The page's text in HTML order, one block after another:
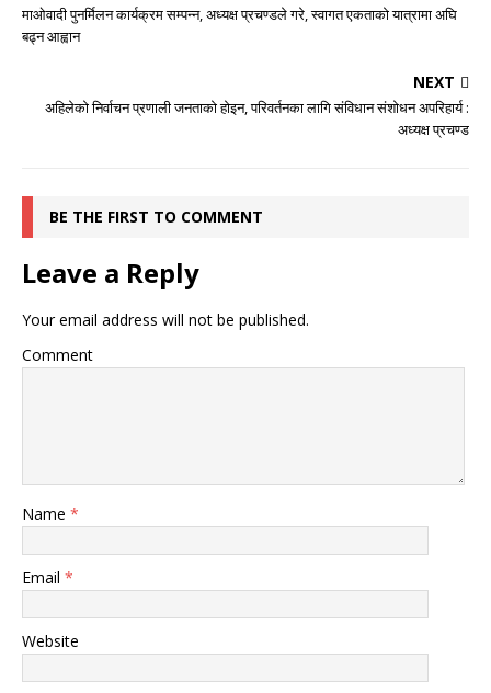
माओवादी पुनर्मिलन कार्यक्रम सम्पन्न, अध्यक्ष प्रचण्डले गरे, स्वागत एकताको यात्रामा अघि
बढ्न आह्वान
NEXT
अहिलेको निर्वाचन प्रणाली जनताको होइन, परिवर्तनका लागि संविधान संशोधन अपरिहार्य :
अध्यक्ष प्रचण्ड
BE THE FIRST TO COMMENT
Leave a Reply
Your email address will not be published.
Comment
Name *
Email *
Website